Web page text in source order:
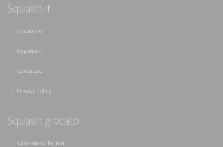
Squash.it
Chi siamo
Registrati
Contattaci
Privacy Policy
Squash giocato
Calendario Tornei